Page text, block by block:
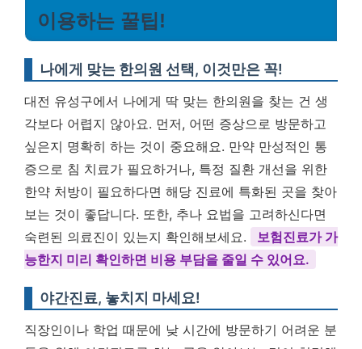
이용하는 꿀팁!
나에게 맞는 한의원 선택, 이것만은 꼭!
대전 유성구에서 나에게 딱 맞는 한의원을 찾는 건 생
각보다 어렵지 않아요. 먼저, 어떤 증상으로 방문하고
싶은지 명확히 하는 것이 중요해요. 만약 만성적인 통
증으로 침 치료가 필요하거나, 특정 질환 개선을 위한
한약 처방이 필요하다면 해당 진료에 특화된 곳을 찾아
보는 것이 좋답니다. 또한, 추나 요법을 고려하신다면
숙련된 의료진이 있는지 확인해보세요.
보험진료가 가
능한지 미리 확인하면 비용 부담을 줄일 수 있어요.
야간진료, 놓치지 마세요!
직장인이나 학업 때문에 낮 시간에 방문하기 어려운 분